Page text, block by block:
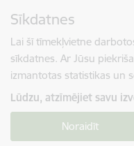
Sīkdatnes
Lai šī tīmekļvietne
sīkdatnes. Ar Jūsu
izmantotas statistikas un
Lūdzu, atzīmējiet savu
Noraidīt